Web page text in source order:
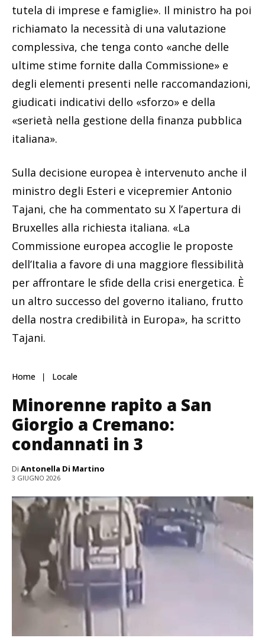
tutela di imprese e famiglie». Il ministro ha poi
richiamato la necessità di una valutazione
complessiva, che tenga conto «anche delle
ultime stime fornite dalla Commissione» e
degli elementi presenti nelle raccomandazioni,
giudicati indicativi dello «sforzo» e della
«serietà nella gestione della finanza pubblica
italiana».
Sulla decisione europea è intervenuto anche il
ministro degli Esteri e vicepremier Antonio
Tajani, che ha commentato su X l’apertura di
Bruxelles alla richiesta italiana. «La
Commissione europea accoglie le proposte
dell’Italia a favore di una maggiore flessibilità
per affrontare le sfide della crisi energetica. È
un altro successo del governo italiano, frutto
della nostra credibilità in Europa», ha scritto
Tajani.
Home Locale
Minorenne rapito a San
Giorgio a Cremano:
condannati in 3
Di Antonella Di Martino
3 GIUGNO 2026